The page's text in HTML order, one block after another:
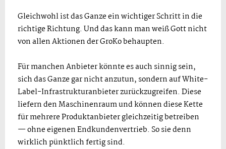
Gleichwohl ist das Ganze ein wichtiger Schritt in die
richtige Richtung. Und das kann man weiß Gott nicht
von allen Aktionen der GroKo behaupten.
Für manchen Anbieter könnte es auch sinnig sein,
sich das Ganze gar nicht anzutun, sondern auf White-
Label-Infrastrukturanbieter zurückzugreifen. Diese
liefern den Maschinenraum und können diese Kette
für mehrere Produktanbieter gleichzeitig betreiben
— ohne eigenen Endkundenvertrieb. So sie denn
wirklich pünktlich fertig sind.